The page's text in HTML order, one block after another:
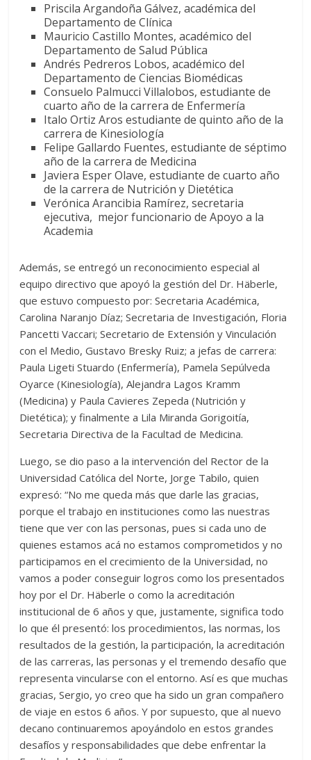
Priscila Argandoña Gálvez, académica del
Departamento de Clínica
Mauricio Castillo Montes, académico del
Departamento de Salud Pública
Andrés Pedreros Lobos, académico del
Departamento de Ciencias Biomédicas
Consuelo Palmucci Villalobos, estudiante de
cuarto año de la carrera de Enfermería
Italo Ortiz Aros estudiante de quinto año de la
carrera de Kinesiología
Felipe Gallardo Fuentes, estudiante de séptimo
año de la carrera de Medicina
Javiera Esper Olave, estudiante de cuarto año
de la carrera de Nutrición y Dietética
Verónica Arancibia Ramírez, secretaria
ejecutiva, mejor funcionario de Apoyo a la
Academia
Además, se entregó un reconocimiento especial al
equipo directivo que apoyó la gestión del Dr. Häberle,
que estuvo compuesto por: Secretaria Académica,
Carolina Naranjo Díaz; Secretaria de Investigación, Floria
Pancetti Vaccari; Secretario de Extensión y Vinculación
con el Medio, Gustavo Bresky Ruiz; a jefas de carrera:
Paula Ligeti Stuardo (Enfermería), Pamela Sepúlveda
Oyarce (Kinesiología), Alejandra Lagos Kramm
(Medicina) y Paula Cavieres Zepeda (Nutrición y
Dietética); y finalmente a Lila Miranda Gorigoitía,
Secretaria Directiva de la Facultad de Medicina.
Luego, se dio paso a la intervención del Rector de la
Universidad Católica del Norte, Jorge Tabilo, quien
expresó: “No me queda más que darle las gracias,
porque el trabajo en instituciones como las nuestras
tiene que ver con las personas, pues si cada uno de
quienes estamos acá no estamos comprometidos y no
participamos en el crecimiento de la Universidad, no
vamos a poder conseguir logros como los presentados
hoy por el Dr. Häberle o como la acreditación
institucional de 6 años y que, justamente, significa todo
lo que él presentó: los procedimientos, las normas, los
resultados de la gestión, la participación, la acreditación
de las carreras, las personas y el tremendo desafío que
representa vincularse con el entorno. Así es que muchas
gracias, Sergio, yo creo que ha sido un gran compañero
de viaje en estos 6 años. Y por supuesto, que al nuevo
decano continuaremos apoyándolo en estos grandes
desafíos y responsabilidades que debe enfrentar la